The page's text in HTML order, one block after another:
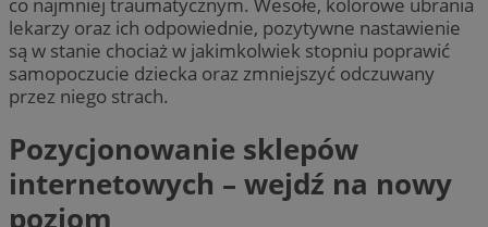
co najmniej traumatycznym. Wesołe, kolorowe ubrania
lekarzy oraz ich odpowiednie, pozytywne nastawienie
są w stanie chociaż w jakimkolwiek stopniu poprawić
samopoczucie dziecka oraz zmniejszyć odczuwany
przez niego strach.
Pozycjonowanie sklepów
internetowych – wejdź na nowy
poziom